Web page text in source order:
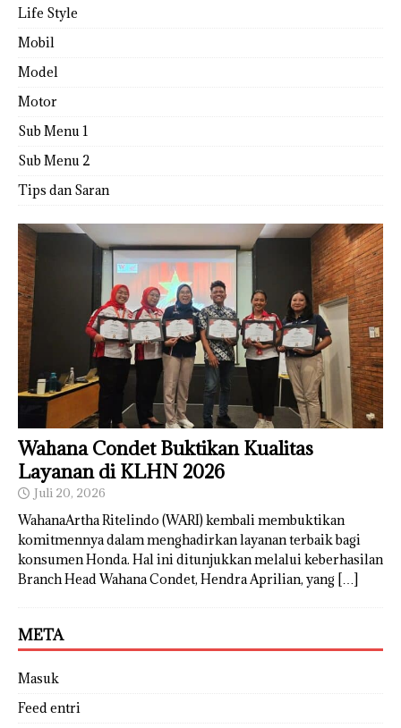
Life Style
Mobil
Model
Motor
Sub Menu 1
Sub Menu 2
Tips dan Saran
Wahana Condet Buktikan Kualitas
Layanan di KLHN 2026
Juli 20, 2026
WahanaArtha Ritelindo (WARI) kembali membuktikan
komitmennya dalam menghadirkan layanan terbaik bagi
konsumen Honda. Hal ini ditunjukkan melalui keberhasilan
Branch Head Wahana Condet, Hendra Aprilian, yang […]
META
Masuk
Feed entri